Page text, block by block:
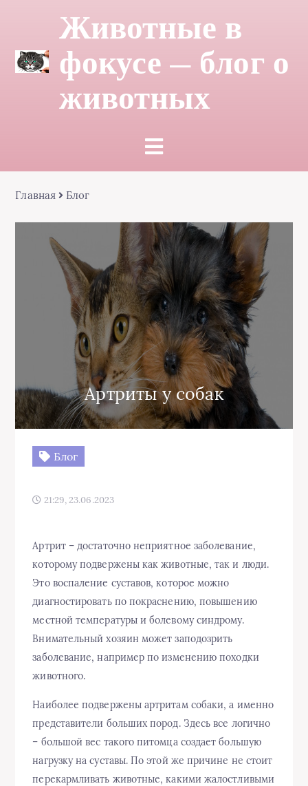
Животные в
фокусе — блог о
животных
Главная Блог
Артриты у собак
Блог
21:29, 23.06.2023
Артрит – достаточно неприятное заболевание,
которому подвержены как животные, так и люди.
Это воспаление суставов, которое можно
диагностировать по покраснению, повышению
местной температуры и болевому синдрому.
Внимательный хозяин может заподозрить
заболевание, например по изменению походки
животного.
Наиболее подвержены артритам собаки, а именно
представители больших пород. Здесь все логично
– большой вес такого питомца создает большую
нагрузку на суставы. По этой же причине не стоит
перекармливать животные, какими жалостливыми